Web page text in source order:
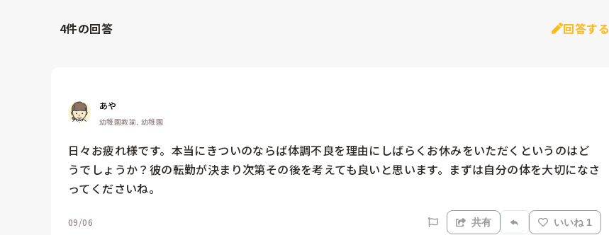
4件の回答 回答する
あや
幼稚園教諭, 幼稚園
日々お疲れ様です。本当にきついのならば体調不良を理由にしばらくお休みをいただくというのはど
うでしょうか？彼の転勤が決まり次第その後を考えても良いと思います。まずは自分の体を大切になさ
ってくださいね。
09/06 共有 いいね 1